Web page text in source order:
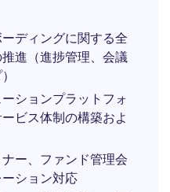
ディングに関する全
進（進捗管理、会議
ションプラットフォ
ビス体制の構築およ
ー、ファンド管理会
ション対応